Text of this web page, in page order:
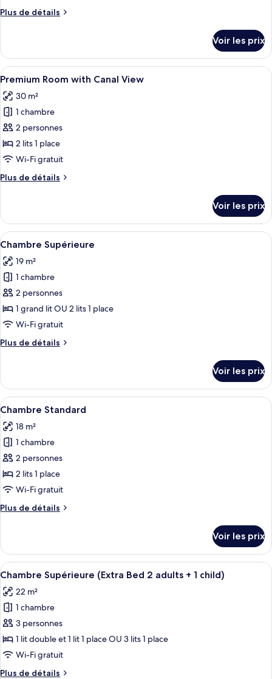
chambre :
Plus de détails
Plus
le
type
de
Chambre
Premium
Voir les prix
Afficher
toutes
les
photos
pour
ce
type
chambre :
with
Canal
View
Une chambre d’hôtel avec un
11
Premium Room with Canal View
30 m²
1 chambre
2 personnes
2 lits 1 place
Wi-Fi gratuit
Plus de détails
Plus
le
type
de
Premium
Room
with
Canal
View
Voir les prix
Afficher
toutes
les
photos
pour
ce
type
chambre :
Une chambre d’hôtel avec un
7
Chambre Supérieure
19 m²
1 chambre
2 personnes
1 grand lit OU 2 lits 1 place
Wi-Fi gratuit
Plus de détails
Plus
le
type
de
Chambre
Supérieure
Voir les prix
Afficher
toutes
les
photos
pour
ce
type
chambre :
Une chambre d’hôtel avec un
5
Chambre Standard
18 m²
1 chambre
2 personnes
2 lits 1 place
Wi-Fi gratuit
Plus de détails
Plus
le
type
de
Chambre
Standard
Voir les prix
Afficher
toutes
les
photos
pour
ce
type
Une chambre d’hôtel avec un
7
Chambre Supérieure (Extra Bed 2 adults + 1 child)
22 m²
1 chambre
3 personnes
1 lit double et 1 lit 1 place OU 3 lits 1 place
Wi-Fi gratuit
Plus de détails
Plus